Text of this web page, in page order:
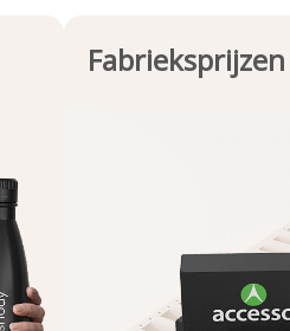
Fabrieksprijzen